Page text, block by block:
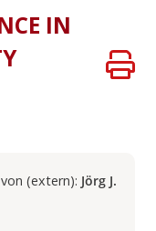
IN
(extern): Jörg J.